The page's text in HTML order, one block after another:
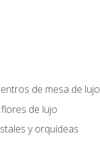
de mesa de lujo
de lujo
y orquídeas